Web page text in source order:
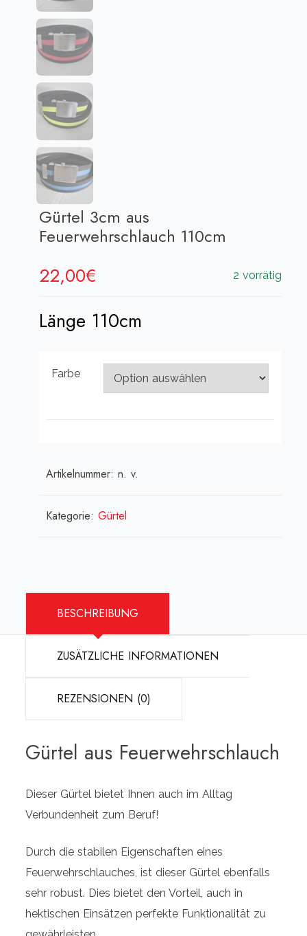
Gürtel 3cm aus
Feuerwehrschlauch 110cm
22,00€ 2 vorrätig
Länge 110cm
Farbe
Artikelnummer:n. v.
Kategorie:Gürtel
BESCHREIBUNG
ZUSÄTZLICHE INFORMATIONEN
REZENSIONEN (0)
Gürtel aus Feuerwehrschlauch
Dieser Gürtel bietet Ihnen auch im Alltag
Verbundenheit zum Beruf!
Durch die stabilen Eigenschaften eines
Feuerwehrschlauches, ist dieser Gürtel ebenfalls
sehr robust. Dies bietet den Vorteil, auch in
hektischen Einsätzen perfekte Funktionalität zu